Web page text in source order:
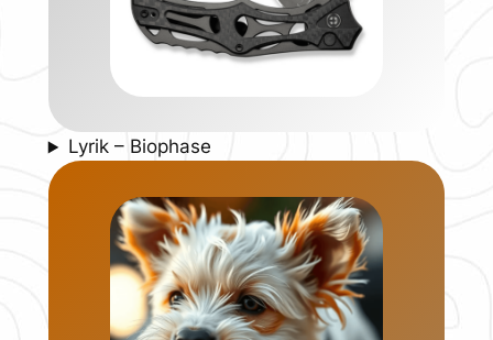
Lyrik – Biophase